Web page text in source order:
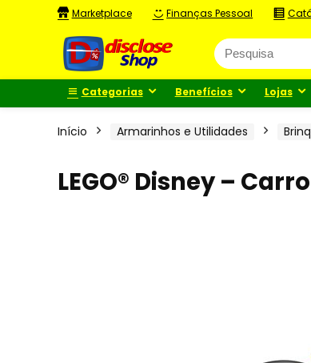
Marketplace Finanças Pessoal
Categorias Benefícios Lojas
Início Armarinhos e Utilidades
LEGO® Disney –